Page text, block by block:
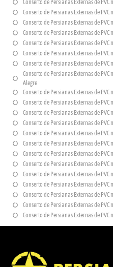
Conserto de Persianas Externas de
Conserto de Persianas Externas de
Conserto de Persianas Externas de
Conserto de Persianas Externas de
Conserto de Persianas Externas de
Conserto de Persianas Externas de
Conserto de Persianas Externas de
Conserto de Persianas Externas de
Alegre
Conserto de Persianas Externas de
Conserto de Persianas Externas de
Conserto de Persianas Externas de
Conserto de Persianas Externas de
Conserto de Persianas Externas de
Conserto de Persianas Externas de
Conserto de Persianas Externas de
Conserto de Persianas Externas de
Conserto de Persianas Externas de
Conserto de Persianas Externas de
Conserto de Persianas Externas de
Conserto de Persianas Externas de
Conserto de Persianas Externas de